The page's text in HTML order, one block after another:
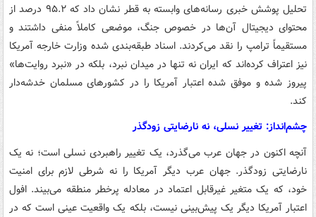
تحلیل پوشش خبری رسانه‌های وابسته به قطر نشان داد که ۹۵.۲ درصد از
محتوای دیجیتال آن‌ها در خصوص جنگ، موضعی کاملاً منفی داشتند و
مستقیماً ترامپ را نقد می‌کردند. اسناد طبقه‌بندی شده وزارت خارجه آمریکا
نیز اعتراف کرده‌اند که ایران نه تنها در میدان نبرد، بلکه در «نبرد روایت‌ها»
پیروز شده و موفق شده اعتبار آمریکا را در کشورهای مسلمان خدشه‌دار
کند.
چشم‌انداز: تغییر نسلی، نه نارضایتی زودگذر
آنچه اکنون در جهان عرب می‌گذرد، یک تغییر راهبردی نسلی است؛ نه یک
نارضایتی زودگذر. جهان عرب دیگر آمریکا را نه شرطی لازم برای امنیت
خود، که یک متغیر غیرقابل اعتماد در معادله پرخطر منطقه می‌بیند. افول
اعتبار آمریکا دیگر یک پیش‌بینی نیست، بلکه یک واقعیت عینی است که در